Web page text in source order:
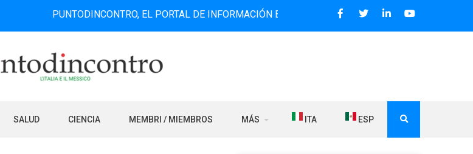
PUNTODINCONTRO, EL PORTAL DE INFORMACIÓN BILINGÜE QUE DESDE 2006 DIFUNDE NOTICIAS
SALUD CIENCIA MEMBRI / MIEMBROS MÁS ITA ESP